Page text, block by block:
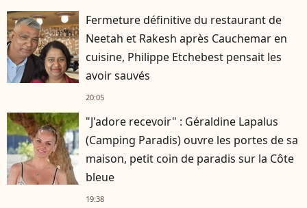
Fermeture définitive du restaurant de
Neetah et Rakesh après Cauchemar en
cuisine, Philippe Etchebest pensait les
avoir sauvés
20:05
"J'adore recevoir" : Géraldine Lapalus
(Camping Paradis) ouvre les portes de sa
maison, petit coin de paradis sur la Côte
bleue
19:38